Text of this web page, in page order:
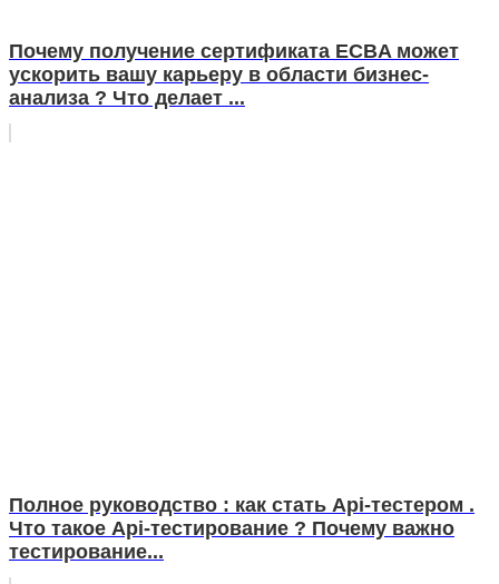
Почему получение сертификата ECBA может
ускорить вашу карьеру в области бизнес-
анализа ? Что делает ...
Полное руководство : как стать Api-тестером .
Что такое Api-тестирование ? Почему важно
тестирование...